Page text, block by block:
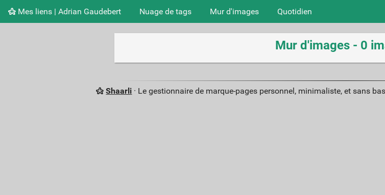
Mes liens | Adrian Gaudebert Nuage de tags Mur d'images Quotidien
Mur d'images - 0
Shaarli · Le gestionnaire de marque-pages personnel, minimaliste, et sans